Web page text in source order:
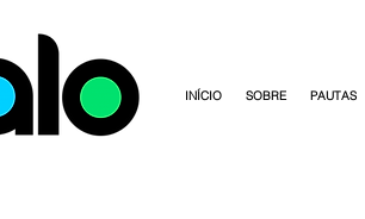
INÍCIO SOBRE PAUTAS